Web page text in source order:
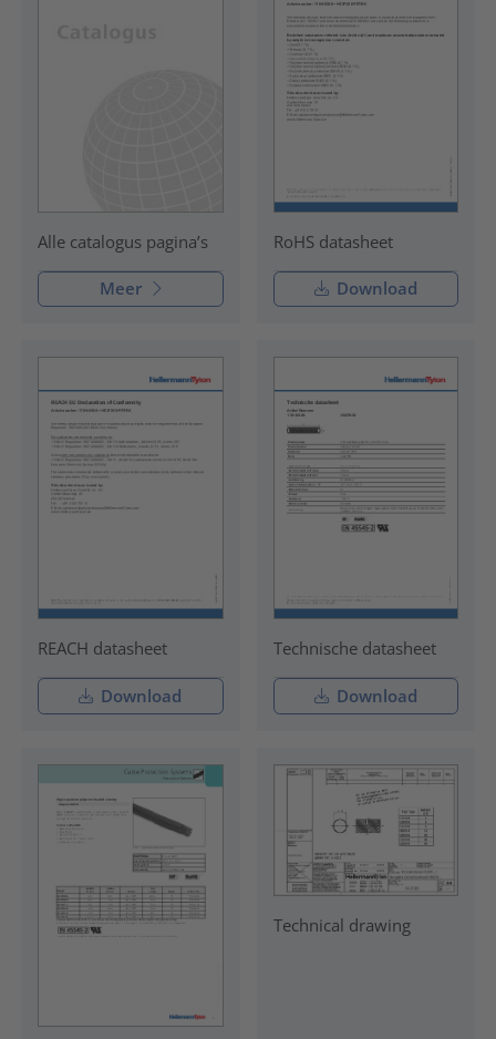
Alle catalogus pagina’s
Meer
RoHS datasheet
Download
REACH datasheet
Download
Technische datasheet
Download
Technical drawing